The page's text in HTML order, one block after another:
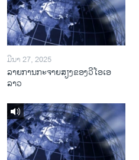
ມີນາ 27, 2025
ລາຍການກະຈາຍສຽງຂອງວີໂອເອ
ລາວ